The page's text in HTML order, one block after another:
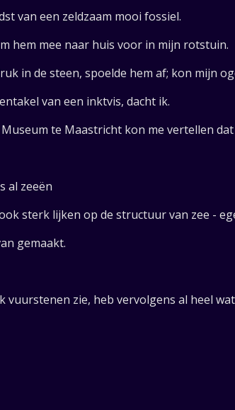
van een zeldzaam mooi fossiel.
hem mee naar huis voor in mijn rotstuin.
in de steen, spoelde hem af; kon mijn
van een inktvis, dacht ik.
te Maastricht kon me vertellen
al zeeën
sterk lijken op de structuur van zee -
gemaakt.
vuurstenen zie, heb vervolgens al heel